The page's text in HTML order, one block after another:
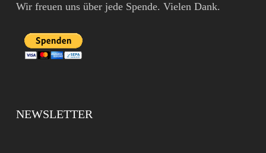
Wir freuen uns über jede Spende. Vielen Dank.
NEWSLETTER